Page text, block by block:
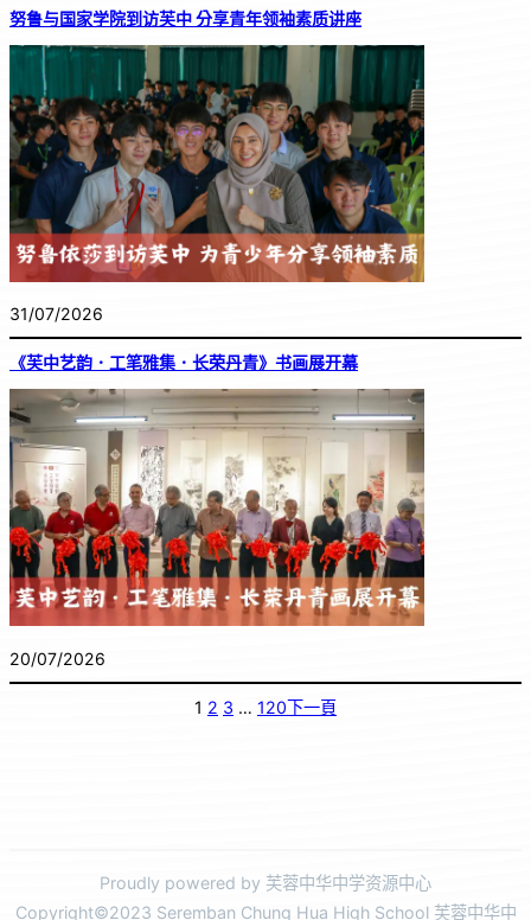
努鲁与国家学院到访芙中 分享青年领袖素质讲座
31/07/2026
《芙中艺韵．工笔雅集．长荣丹青》书画展开幕
20/07/2026
1 2 3 … 120下一頁
Proudly powered by 芙蓉中华中学资源中心
Copyright©2023 Seremban Chung Hua High School 芙蓉中华中